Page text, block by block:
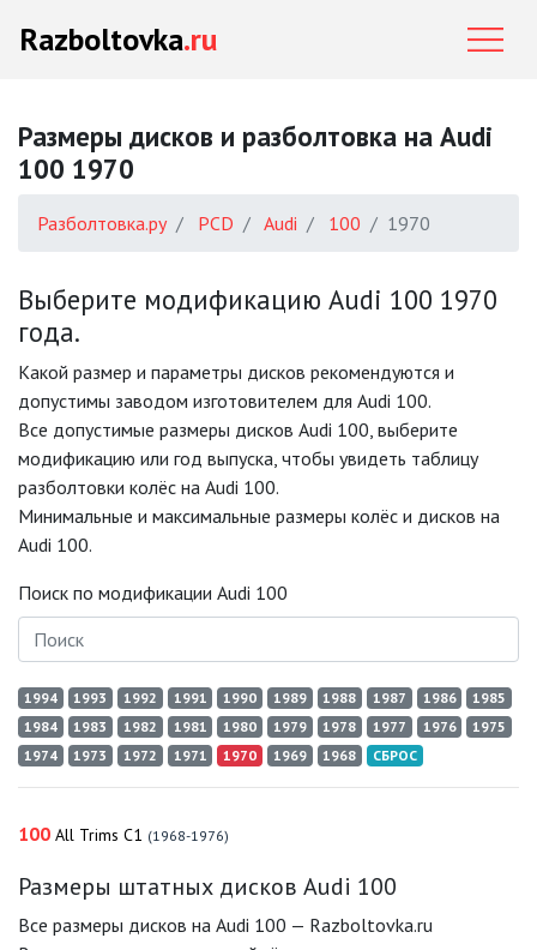
Razboltovka.ru
Размеры дисков и разболтовка на Audi
100 1970
Разболтовка.ру PCD Audi 100 1970
Выберите модификацию Audi 100 1970
года.
Какой размер и параметры дисков рекомендуются и
допустимы заводом изготовителем для Audi 100.
Все допустимые размеры дисков Audi 100, выберите
модификацию или год выпуска, чтобы увидеть таблицу
разболтовки колёс на Audi 100.
Минимальные и максимальные размеры колёс и дисков на
Audi 100.
Поиск по модификации Audi 100
1994 1993 1992 1991 1990 1989 1988 1987 1986
1985
1984
1983 1982 1981 1980 1979 1978 1977 1976
1975
1974
1973 1972 1971 1970 1969 1968 СБРОС
100 All Trims C1 (1968-1976)
Размеры штатных дисков Audi 100
Все размеры дисков на Audi 100 — Razboltovka.ru